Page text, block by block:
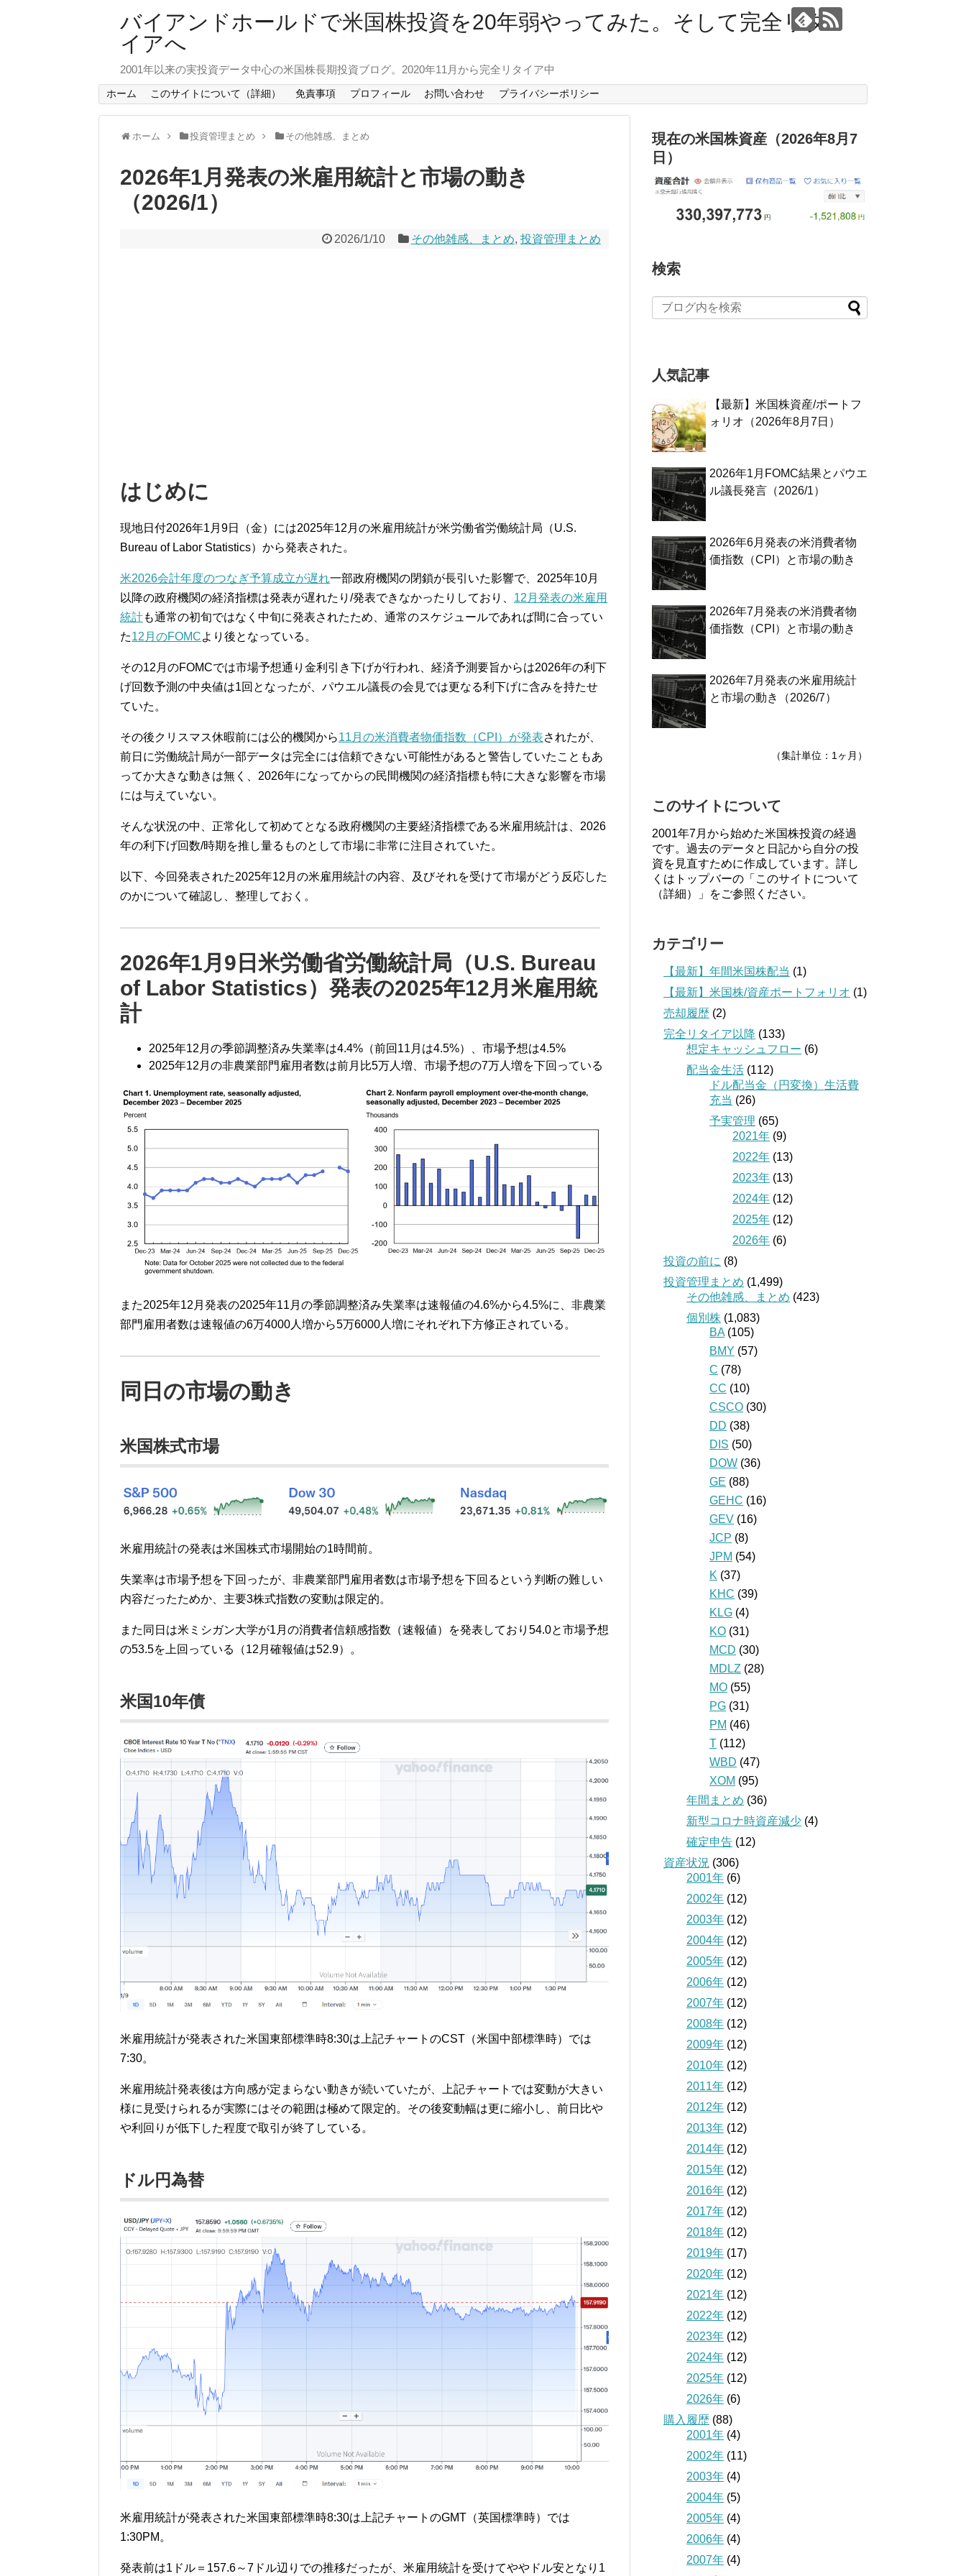
バイアンドホールドで米国株投資を20年弱やってみた。そして完全リタ
イアへ
2001年以来の実投資データ中心の米国株長期投資ブログ。2020年11月から完全リタイア中
ホーム このサイトについて（詳細） 免責事項 プロフィール お問い合わせ プライバシーポリシー
ホーム 投資管理まとめ その他雑感、まとめ
2026年1月発表の米雇用統計と市場の動き
（2026/1）
2026/1/10 その他雑感、まとめ, 投資管理まとめ
はじめに
現地日付2026年1月9日（金）には2025年12月の米雇用統計が米労働省労働統計局（U.S.
Bureau of Labor Statistics）から発表された。
米2026会計年度のつなぎ予算成立が遅れ一部政府機関の閉鎖が長引いた影響で、2025年10月
以降の政府機関の経済指標は発表が遅れたり/発表できなかったりしており、 12月発表の米雇用
統計も通常の初旬ではなく中旬に発表されたため、通常のスケジュールであれば間に合ってい
た12月のFOMCより後となっている。
その12月のFOMCでは市場予想通り金利引き下げが行われ、経済予測要旨からは2026年の利下
げ回数予測の中央値は1回となったが、パウエル議長の会見では更なる利下げに含みを持たせ
ていた。
その後クリスマス休暇前には公的機関から11月の米消費者物価指数（CPI）が発表されたが、
前日に労働統計局が一部データは完全には信頼できない可能性があると警告していたこともあ
ってか大きな動きは無く、2026年になってからの民間機関の経済指標も特に大きな影響を市場
には与えていない。
そんな状況の中、正常化して初めてとなる政府機関の主要経済指標である米雇用統計は、2026
年の利下げ回数/時期を推し量るものとして市場に非常に注目されていた。
以下、今回発表された2025年12月の米雇用統計の内容、及びそれを受けて市場がどう反応した
のかについて確認し、整理しておく。
2026年1月9日米労働省労働統計局（U.S. Bureau
of Labor Statistics）発表の2025年12月米雇用統
計
2025年12月の季節調整済み失業率は4.4%（前回11月は4.5%）、市場予想は4.5%
2025年12月の非農業部門雇用者数は前月比5万人増、市場予想の7万人増を下回っている
また2025年12月発表の2025年11月の季節調整済み失業率は速報値の4.6%から4.5%に、非農業
部門雇用者数は速報値の6万4000人増から5万6000人増にそれぞれ下方修正されている。
同日の市場の動き
米国株式市場
米雇用統計の発表は米国株式市場開始の1時間前。
失業率は市場予想を下回ったが、非農業部門雇用者数は市場予想を下回るという判断の難しい
内容だったためか、主要3株式指数の変動は限定的。
また同日は米ミシガン大学が1月の消費者信頼感指数（速報値）を発表しており54.0と市場予想
の53.5を上回っている（12月確報値は52.9）。
米国10年債
米雇用統計が発表された米国東部標準時8:30は上記チャートのCST（米国中部標準時）では
7:30。
米雇用統計発表後は方向感が定まらない動きが続いていたが、上記チャートでは変動が大きい
様に見受けられるが実際にはその範囲は極めて限定的。その後変動幅は更に縮小し、前日比や
や利回りが低下した程度で取引が終了している。
ドル円為替
米雇用統計が発表された米国東部標準時8:30は上記チャートのGMT（英国標準時）では
1:30PM。
発表前は1ドル＝157.6～7ドル辺りでの推移だったが、米雇用統計を受けてややドル安となり1
現在の米国株資産（2026年8月7
日）
検索
人気記事
【最新】米国株資産/ポートフ
ォリオ（2026年8月7日）
2026年1月FOMC結果とパウエ
ル議長発言（2026/1）
2026年6月発表の米消費者物
価指数（CPI）と市場の動き
2026年7月発表の米消費者物
価指数（CPI）と市場の動き
2026年7月発表の米雇用統計
と市場の動き（2026/7）
（集計単位：1ヶ月）
このサイトについて
2001年7月から始めた米国株投資の経過
です。過去のデータと日記から自分の投
資を見直すために作成しています。詳し
くはトップバーの「このサイトについて
（詳細）」をご参照ください。
カテゴリー
【最新】年間米国株配当 (1)
【最新】米国株/資産ポートフォリオ (1)
売却履歴 (2)
完全リタイア以降 (133)
想定キャッシュフロー (6)
配当金生活 (112)
ドル配当金（円変換）生活費
充当 (26)
予実管理 (65)
2021年 (9)
2022年 (13)
2023年 (13)
2024年 (12)
2025年 (12)
2026年 (6)
投資の前に (8)
投資管理まとめ (1,499)
その他雑感、まとめ (423)
個別株 (1,083)
BA (105)
BMY (57)
C (78)
CC (10)
CSCO (30)
DD (38)
DIS (50)
DOW (36)
GE (88)
GEHC (16)
GEV (16)
JCP (8)
JPM (54)
K (37)
KHC (39)
KLG (4)
KO (31)
MCD (30)
MDLZ (28)
MO (55)
PG (31)
PM (46)
T (112)
WBD (47)
XOM (95)
年間まとめ (36)
新型コロナ時資産減少 (4)
確定申告 (12)
資産状況 (306)
2001年 (6)
2002年 (12)
2003年 (12)
2004年 (12)
2005年 (12)
2006年 (12)
2007年 (12)
2008年 (12)
2009年 (12)
2010年 (12)
2011年 (12)
2012年 (12)
2013年 (12)
2014年 (12)
2015年 (12)
2016年 (12)
2017年 (12)
2018年 (12)
2019年 (17)
2020年 (12)
2021年 (12)
2022年 (12)
2023年 (12)
2024年 (12)
2025年 (12)
2026年 (6)
購入履歴 (88)
2001年 (4)
2002年 (11)
2003年 (4)
2004年 (5)
2005年 (4)
2006年 (4)
2007年 (4)